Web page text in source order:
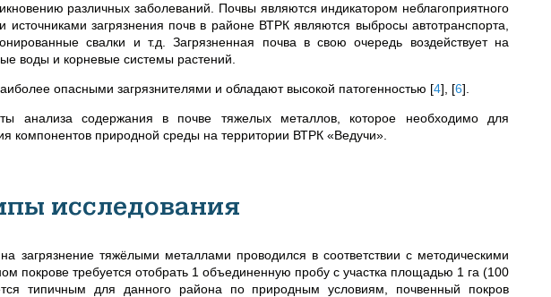
различных заболеваний. Почвы являются индикатором неблагоприятного
загрязнения почв в районе ВТРК являются выбросы автотранспорта,
свалки и т.д. Загрязненная почва в свою очередь воздействует на
воды и корневые системы растений.
опасными загрязнителями и обладают высокой патогенностью [4] [6]
анализа содержания в почве тяжелых металлов, которое необходимо для
компонентов природной среды на территории ВТРК «Ведучи».
исследования
загрязнение тяжёлыми металлами проводился в соответствии с методическими
покрове требуется отобрать 1 объединенную пробу с участка площадью 1 га (100
типичным для данного района по природным условиям, почвенный покров